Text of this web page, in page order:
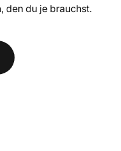
den du je brauchst.